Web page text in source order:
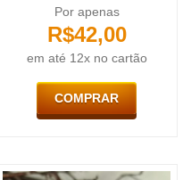
Por apenas
R$42,00
em até 12x no cartão
COMPRAR